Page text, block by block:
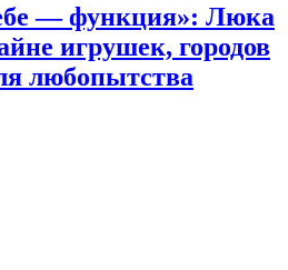
— функция»: Люка
игрушек, городов
любопытства